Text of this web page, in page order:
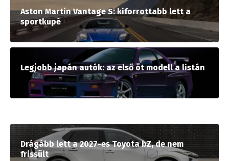
Aston Martin Vantage S: kiforrottabb lett a
sportkupé
Legjobb japán autók: az első öt modell a listán
Drágább lett a 2027-es Toyota bZ, de nem
frissült